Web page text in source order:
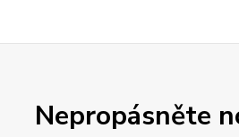
Nepropásněte